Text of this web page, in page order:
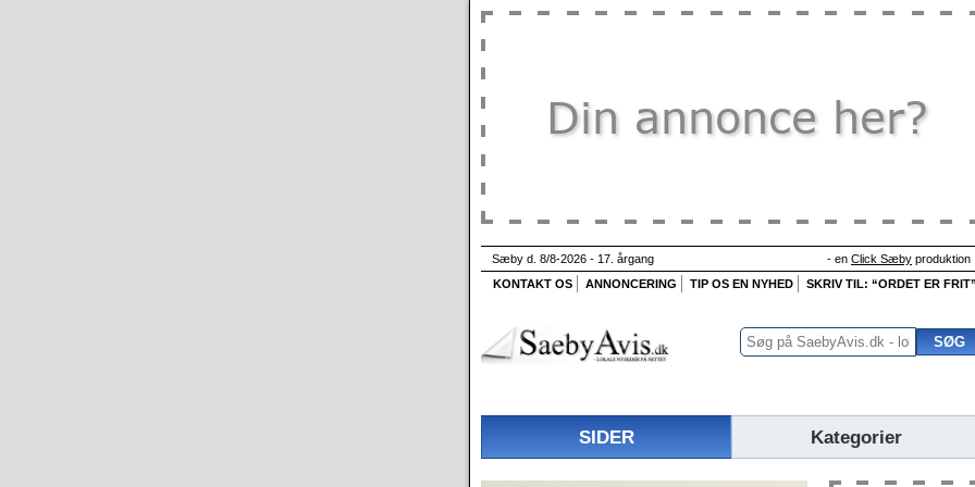
Sæby d. 8/8-2026 - 17. årgang - en Click Sæby produktion
KONTAKT OS
ANNONCERING TIP OS EN NYHED SKRIV TIL: “ORDET ER
SIDER Kategorier